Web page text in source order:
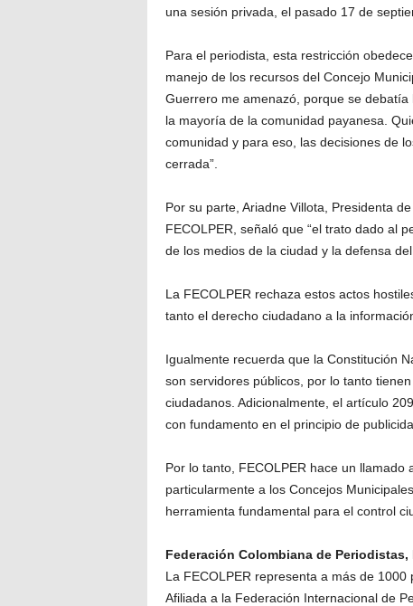
una sesión privada, el pasado 17 de
Para el periodista, esta restricción
manejo de los recursos del Concejo
Guerrero me amenazó, porque se
la mayoría de la comunidad payanesa.
comunidad y para eso, las decisiones de
cerrada”.
Por su parte, Ariadne Villota, Presidenta
FECOLPER, señaló que “el trato dado al
de los medios de la ciudad y la defensa
La FECOLPER rechaza estos actos
tanto el derecho ciudadano a la
Igualmente recuerda que la Constitución
son servidores públicos, por lo tanto
ciudadanos. Adicionalmente, el artículo
con fundamento en el principio de
Por lo tanto, FECOLPER hace un llamado
particularmente a los Concejos
herramienta fundamental para el control
Federación Colombiana de Periodistas,
La FECOLPER representa a más de
Afiliada a la Federación Internacional de